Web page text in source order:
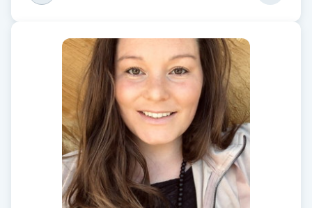
Fet hårbotten
Fettreducering
Fibromassage
Fotmassage